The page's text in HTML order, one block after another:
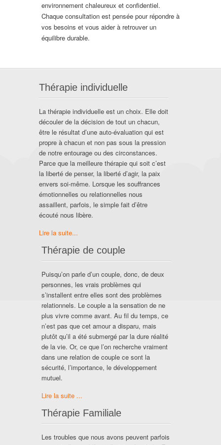
environnement chaleureux et confidentiel.
Chaque consultation est pensée pour répondre à
vos besoins et vous aider à retrouver un
équilibre durable.
Thérapie individuelle
La thérapie individuelle est un choix. Elle doit
découler de la décision de tout un chacun,
être le résultat d’une auto-évaluation qui est
propre à chacun et non pas sous la pression
de notre entourage ou des circonstances.
Parce que la meilleure thérapie qui soit c’est
la liberté de penser, la liberté d’agir, la paix
envers soi-même. Lorsque les souffrances
émotionnelles ou relationnelles nous
assaillent, parfois, le simple fait d’être
écouté nous libère.
Lire la suite...
Thérapie de couple
Puisqu’on parle d’un couple, donc, de deux
personnes, les vrais problèmes qui
s’installent entre elles sont des problèmes
relationnels. Le couple a la sensation de ne
plus vivre comme avant. Au fil du temps, ce
n’est pas que cet amour a disparu, mais
plutôt qu’il a été submergé par la dure réalité
de la vie. Or, ce que l’on recherche vraiment
dans une relation de couple ce sont la
sécurité, l’importance, le développement
mutuel.
Lire la suite ...
Thérapie Familiale
Les troubles que nous avons peuvent parfois